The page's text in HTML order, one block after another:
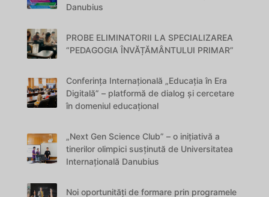
Danubius
PROBE ELIMINATORII LA SPECIALIZAREA
“PEDAGOGIA ÎNVĂȚĂMÂNTULUI PRIMAR”
Conferința Internațională „Educația în Era
Digitală” – platformă de dialog și cercetare
în domeniul educațional
„Next Gen Science Club” – o inițiativă a
tinerilor olimpici susținută de Universitatea
Internațională Danubius
Noi oportunități de formare prin programele